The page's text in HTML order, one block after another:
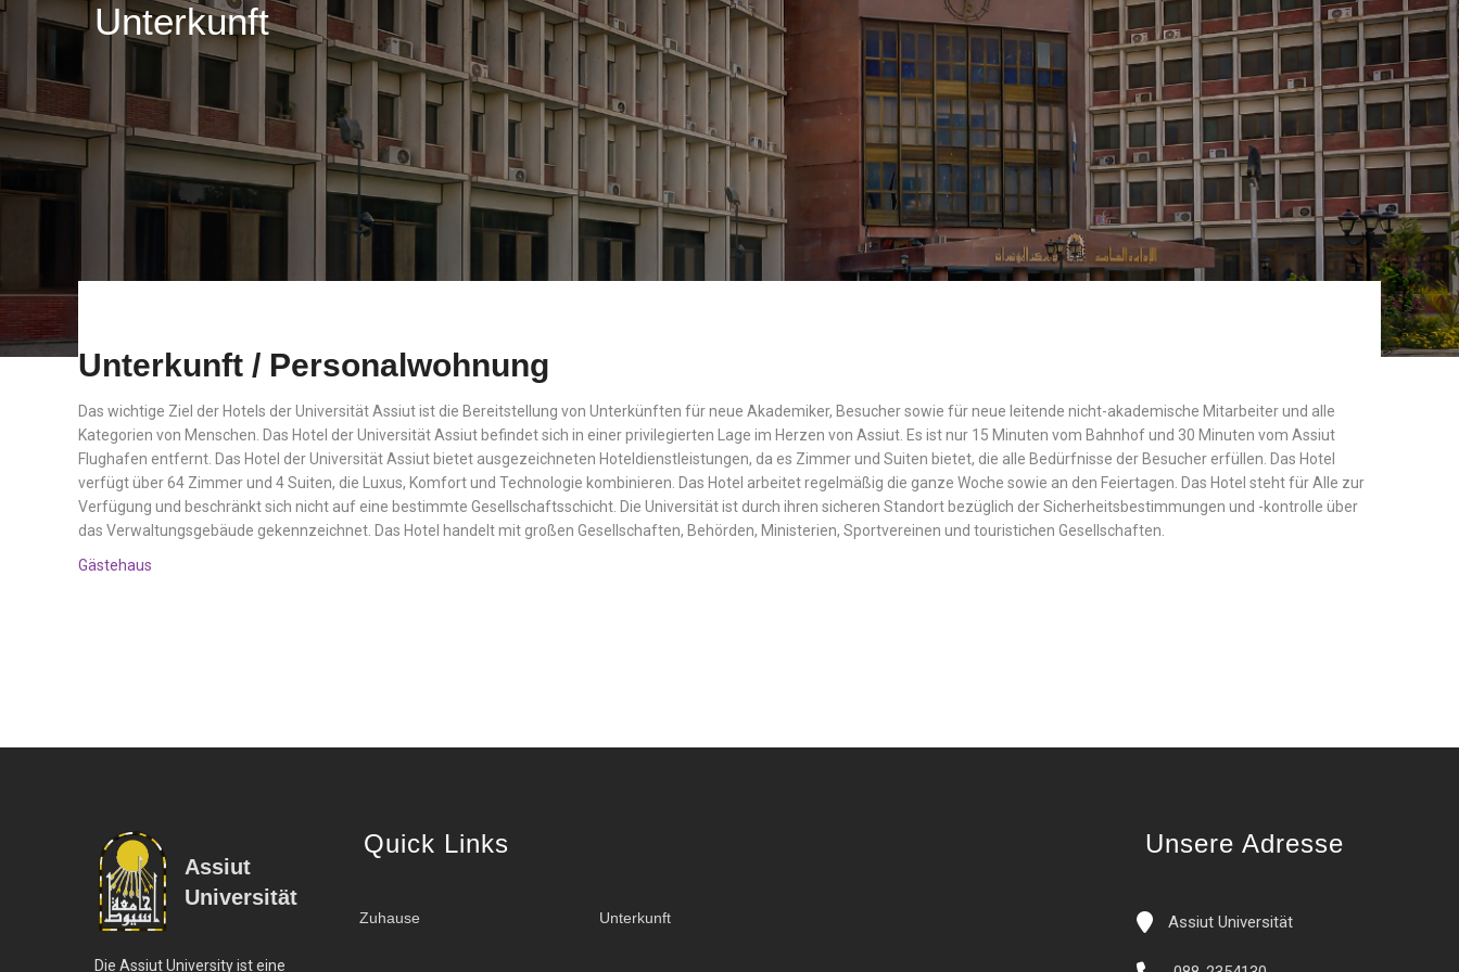
Unterkunft
Unterkunft / Personalwohnung
Das wichtige Ziel der Hotels der Universität Assiut ist die Bereitstellung von Unterkünften für neue Akademiker, Besucher sowie für neue leitende nicht-akademische Mitarbeiter und alle
Kategorien von Menschen. Das Hotel der Universität Assiut befindet sich in einer privilegierten Lage im Herzen von Assiut. Es ist nur 15 Minuten vom Bahnhof und 30 Minuten vom Assiut
Flughafen entfernt. Das Hotel der Universität Assiut bietet ausgezeichneten Hoteldienstleistungen, da es Zimmer und Suiten bietet, die alle Bedürfnisse der Besucher erfüllen. Das Hotel
verfügt über 64 Zimmer und 4 Suiten, die Luxus, Komfort und Technologie kombinieren. Das Hotel arbeitet regelmäßig die ganze Woche sowie an den Feiertagen. Das Hotel steht für Alle zur
Verfügung und beschränkt sich nicht auf eine bestimmte Gesellschaftsschicht. Die Universität ist durch ihren sicheren Standort bezüglich der Sicherheitsbestimmungen und -kontrolle über
das Verwaltungsgebäude gekennzeichnet. Das Hotel handelt mit großen Gesellschaften, Behörden, Ministerien, Sportvereinen und touristichen Gesellschaften.
Gästehaus
Assiut
Universität
Die Assiut University ist eine
Quick Links
Zuhause Unterkunft
Unsere Adresse
Assiut Universität